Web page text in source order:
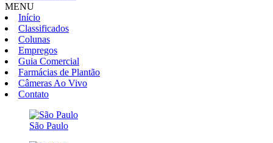
MENU
Início
Classificados
Colunas
Empregos
Guia Comercial
Farmácias de Plantão
Câmeras Ao Vivo
Contato
São Paulo